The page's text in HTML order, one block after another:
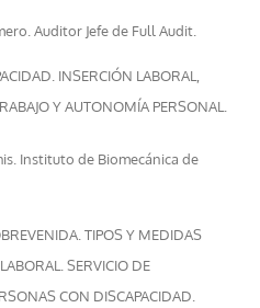
Auditor Jefe de Full Audit.
INSERCIÓN LABORAL,
Y AUTONOMÍA PERSONAL.
Instituto de Biomecánica de
TIPOS Y MEDIDAS
SERVICIO DE
CON DISCAPACIDAD.